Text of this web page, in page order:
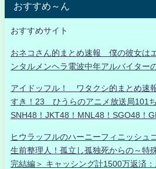
おすすめ～ん
おすすめサイト
おネコさん的まとめ速報 僕の彼女は
ンタルメンヘラ電波中年アルバイター
アイドッフル！ ワタクシ的まとめ速
すき！23 ひうらのアニメ放送局101
SNH48！JKT48！MNL48！SGO48！
ヒウラッフルのハーニーフィニッシュ
生前整理人！孤立し孤独死からの～特
完結編＞ キャッシング計1500万返済